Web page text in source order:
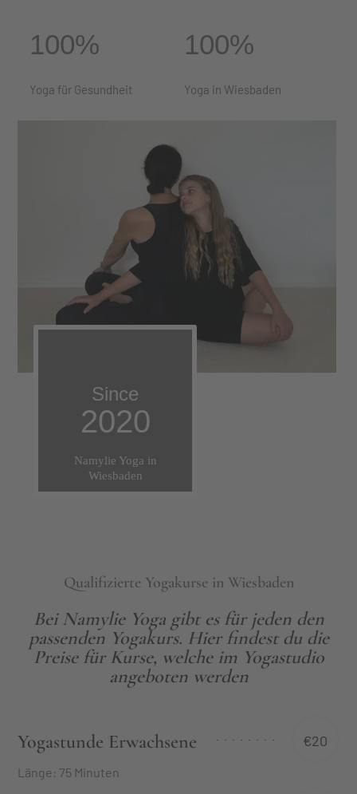
100%
Yoga in Wiesbaden
100%
Yoga für Gesundheit
Since
2020
Qualifizierte Yogakurse in Wiesbaden
Bei Namylie Yoga gibt es für jeden den
passenden Yogakurs. Hier findest du die
Preise für Kurse, welche im Yogastudio
angeboten werden
Yogastunde Erwachsene
Länge: 75 Minuten
€20